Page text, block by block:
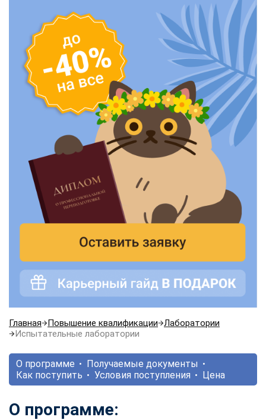
Главная Повышение квалификации
Лаборатории
Испытательные лаборатории
О программе
Получаемые документы
Как поступить
Условия поступления Цена
О программе: